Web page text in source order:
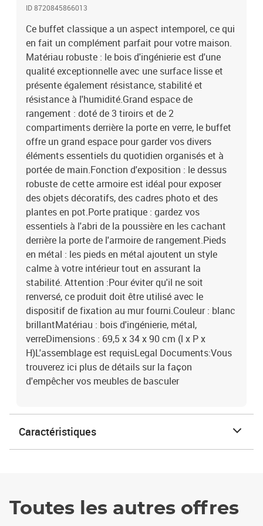
ID 8720845866013
Ce buffet classique a un aspect intemporel, ce qui
en fait un complément parfait pour votre maison.
Matériau robuste : le bois d'ingénierie est d'une
qualité exceptionnelle avec une surface lisse et
présente également résistance, stabilité et
résistance à l'humidité.Grand espace de
rangement : doté de 3 tiroirs et de 2
compartiments derrière la porte en verre, le buffet
offre un grand espace pour garder vos divers
éléments essentiels du quotidien organisés et à
portée de main.Fonction d'exposition : le dessus
robuste de cette armoire est idéal pour exposer
des objets décoratifs, des cadres photo et des
plantes en pot.Porte pratique : gardez vos
essentiels à l'abri de la poussière en les cachant
derrière la porte de l'armoire de rangement.Pieds
en métal : les pieds en métal ajoutent un style
calme à votre intérieur tout en assurant la
stabilité. Attention :Pour éviter qu'il ne soit
renversé, ce produit doit être utilisé avec le
dispositif de fixation au mur fourni.Couleur : blanc
brillantMatériau : bois d'ingénierie, métal,
verreDimensions : 69,5 x 34 x 90 cm (l x P x
H)L'assemblage est requisLegal Documents:Vous
trouverez ici plus de détails sur la façon
d'empêcher vos meubles de basculer
Caractéristiques
Toutes les autres offres